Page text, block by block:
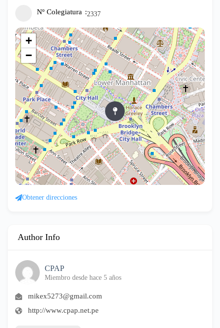
Nº Colegiatura 2337
+
−
Obtener direcciones
Author Info
CPAP
Miembro desde hace 5 años
mikex5273@gmail.com
http://www.cpap.net.pe